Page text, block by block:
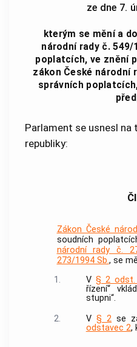
ze dne 7.
kterým se mění a
národní rady č. 549/
poplatcích, ve znění
zákon České národní
správních
Parlament se usnesl
republiky:
Zákon České
soudních
národní rady č.
273/1994 Sb., se
1.
V § 2 odst.
řízení“
stupni“.
2.
V § 2 se
odstavec 2,